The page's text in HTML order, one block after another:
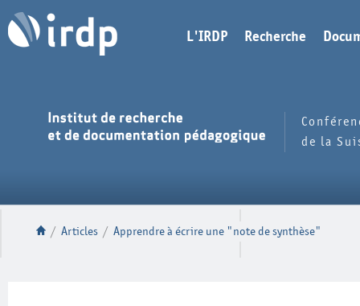
L'IRDP Recherche
de la
/ Articles / Apprendre à écrire une "note de synthèse"